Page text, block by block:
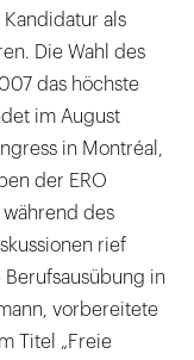
als
Die Wahl des
das höchste
im August
in Montréal,
der ERO
des
rief
Berufsausübung in
vorbereitete
Titel „Freie